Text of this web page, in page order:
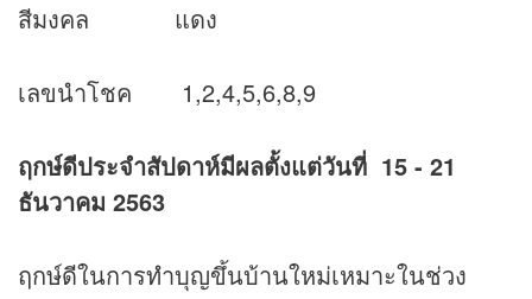
สีมงคล แดง
เลขนำโชค 1,2,4,5,6,8,9
ฤกษ์ดีประจำสัปดาห์มีผลตั้งแต่วันที่ 15 - 21
ธันวาคม 2563
ฤกษ์ดีในการทำบุญขึ้นบ้านใหม่เหมาะในช่วง